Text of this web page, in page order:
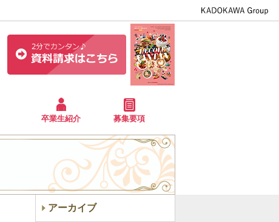
卒業生紹介 募集要項
アーカイブ